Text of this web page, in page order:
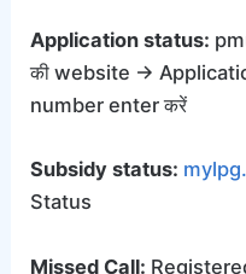
Application status:
की website →
number enter करें
Subsidy status:
Status
Missed Call: